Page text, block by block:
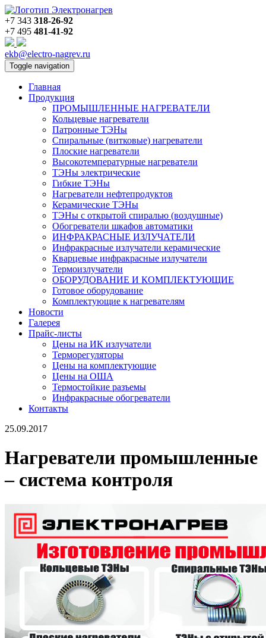
+7 343 318-26-92
+7 495 481-41-92
ekb@electro-nagrev.ru
Toggle navigation
Главная
Продукция
ПРОМЫШЛЕННЫЕ НАГРЕВАТЕЛИ
Кольцевые нагреватели
Патронные ТЭНы
Спиральные (витковые) нагреватели
Плоские нагреватели
Высокотемпературные нагреватели
ТЭНы электрические
Гибкие ТЭНы
Нагреватели нефтепродуктов
Керамические ТЭНы
ТЭНы с открытой спиралью (воздушные)
Обогреватели шкафов автоматики
ИНФРАКРАСНЫЕ ИЗЛУЧАТЕЛИ
Инфракрасные излучатели керамические
Кварцевые инфракрасные излучатели
Термоизлучатели
ОБОРУДОВАНИЕ И КОМПЛЕКТУЮЩИЕ
Готовое оборудование
Комплектующие к нагревателям
Новости
Галерея
Прайс-листы
Цены на ИК излучатели
Терморегуляторы
Цены на комплектующие
Цены на ОША
Термостойкие разъемы
Инфракрасные обогреватели
Контакты
25.09.2017
Нагреватели промышленные
– система контроля